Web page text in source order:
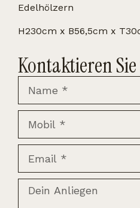
Edelhölzern
H230cm x B56,5cm x
Kontaktieren